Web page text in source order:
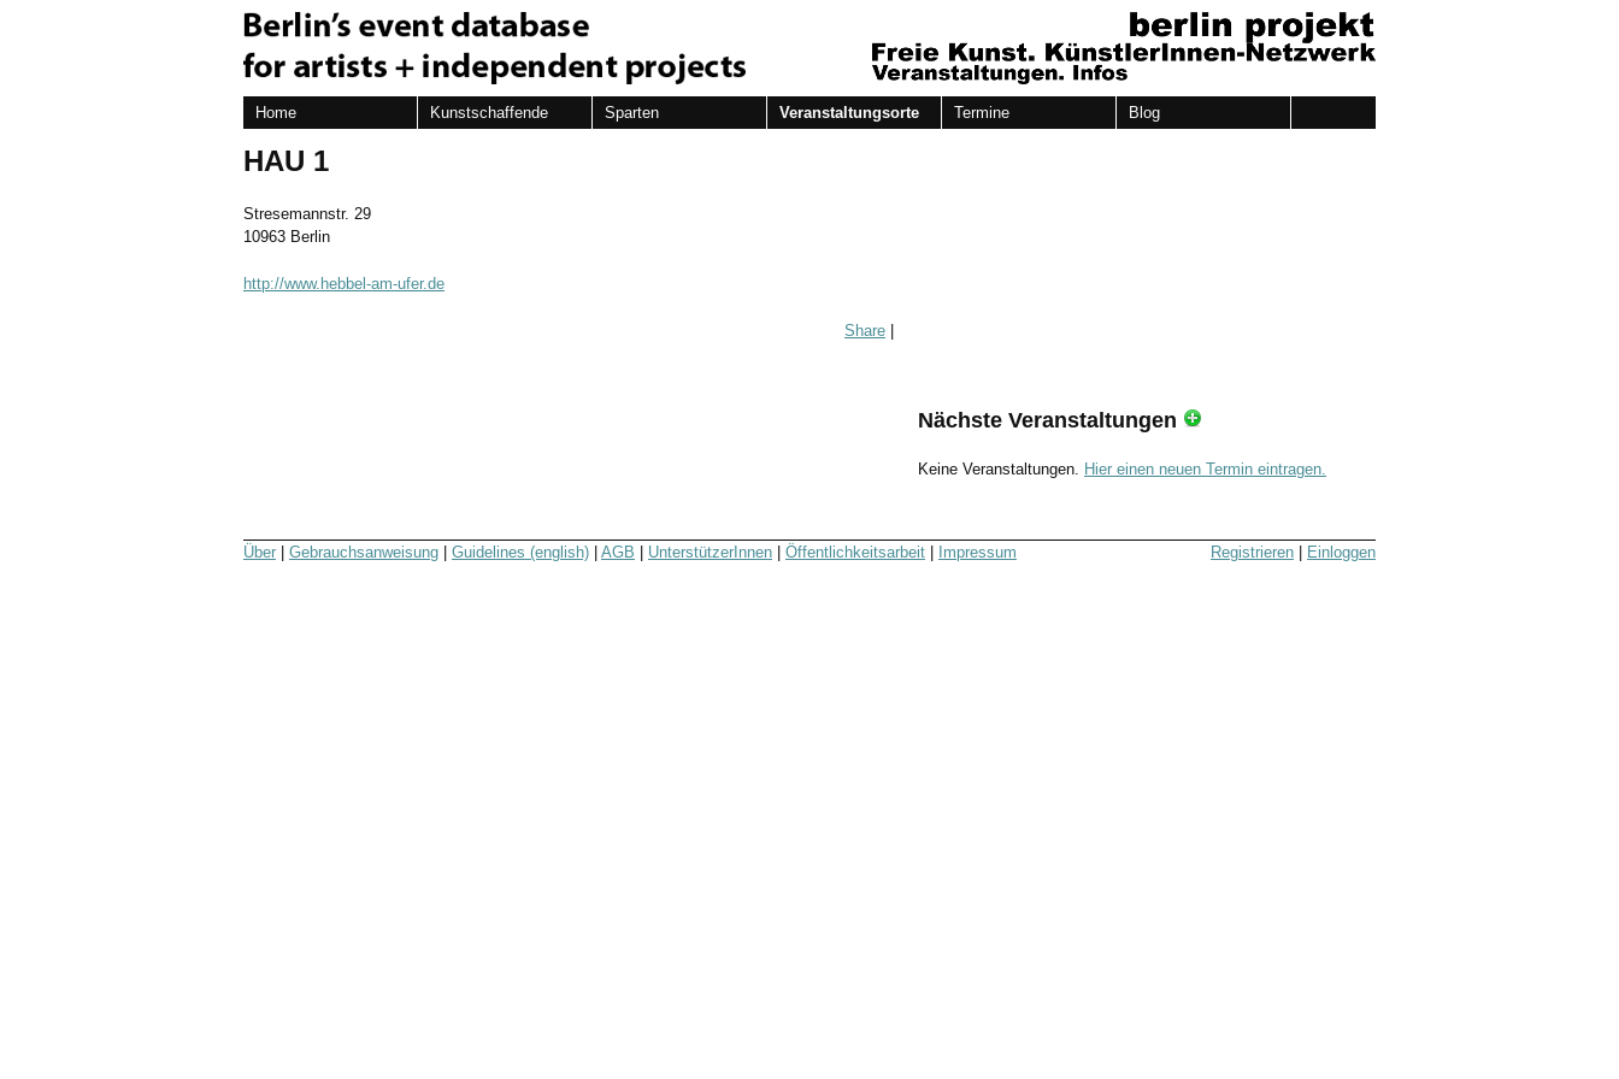
Home Kunstschaffende Sparten Veranstaltungsorte Termine Blog
HAU 1
Stresemannstr. 29
10963 Berlin
http://www.hebbel-am-ufer.de
Share
Nächste Veranstaltungen
Keine Veranstaltungen. Hier einen neuen Termin eintragen.
Registrieren Einloggen
Über Gebrauchsanweisung Guidelines (english) AGB UnterstützerInnen Öffentlichkeitsarbeit Impressum